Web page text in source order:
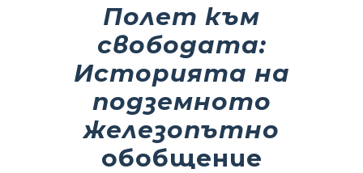
Полет към
свободата:
Историята на
подземното
железопътно
обобщение